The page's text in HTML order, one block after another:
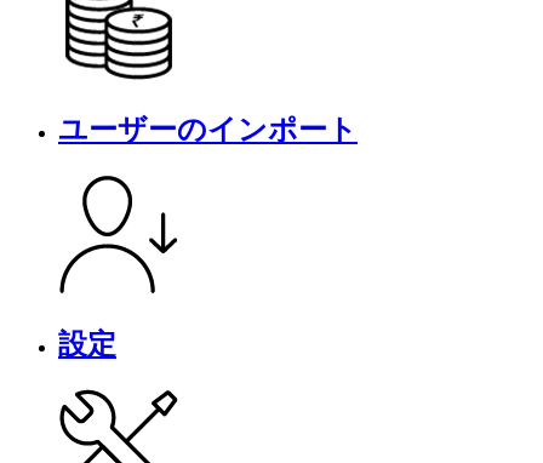
ユーザーのインポート
設定